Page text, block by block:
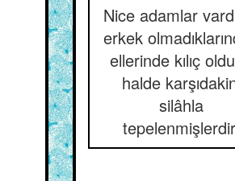
Nice adamlar
erkek
ellerinde kılıç
halde
silâhla